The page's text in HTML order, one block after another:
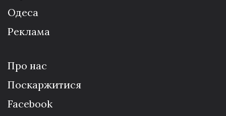
Одеса
Реклама
Про нас
Поскаржитися
Facebook